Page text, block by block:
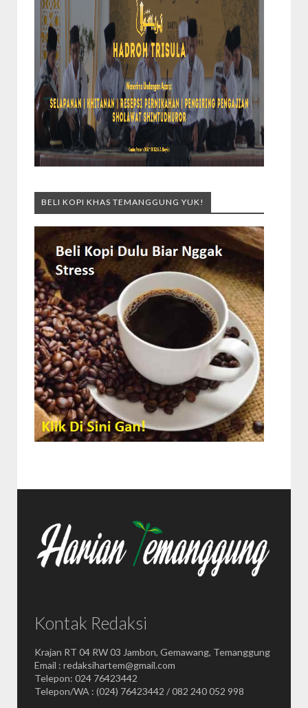
BELI KOPI KHAS TEMANGGUNG YUK!
Kontak Redaksi
Krajan RT 04 RW 03 Jambon, Gemawang, Temanggung
Email : redaksihartem@gmail.com
Telepon: 024 76423442
Telepon/WA : (024) 76423442 / 082 240 052 998